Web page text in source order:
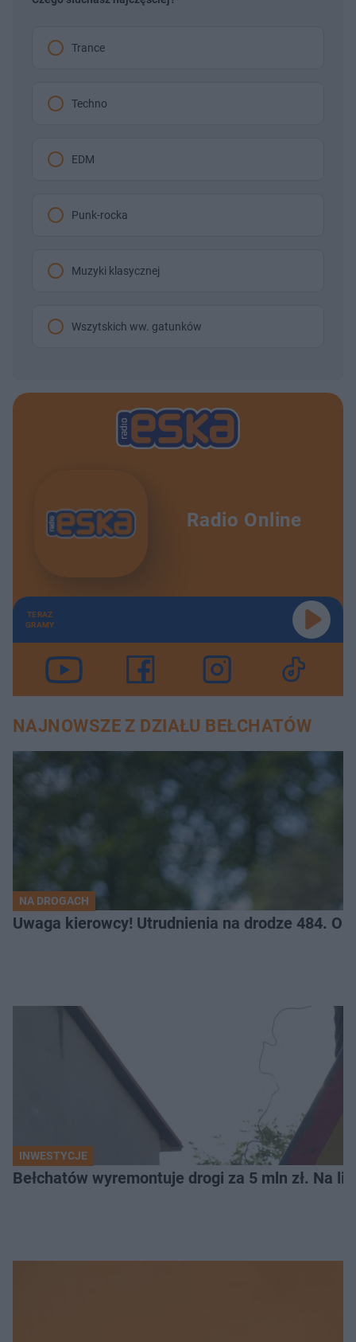
Trance
Techno
EDM
Punk-rocka
Muzyki klasycznej
Wszytskich ww. gatunków
Radio Online
TERAZ
GRAMY
NAJNOWSZE Z DZIAŁU BEŁCHATÓW
NA DROGACH
Uwaga kierowcy! Utrudnienia na drodze 484.
INWESTYCJE
Bełchatów wyremontuje drogi za 5 mln zł. Na